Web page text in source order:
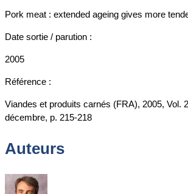
Pork meat : extended ageing gives more
Date sortie / parution :
2005
Référence :
Viandes et produits carnés (FRA), 2005, Vol.
décembre, p. 215-218
Auteurs